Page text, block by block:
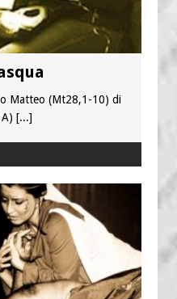
Matteo (Mt28,1-10) di
[...]